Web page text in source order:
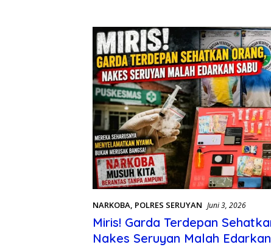
NARKOBA, POLRES SERUYAN Juni 3, 2026
Miris! Garda Terdepan
Nakes Seruyan Malah